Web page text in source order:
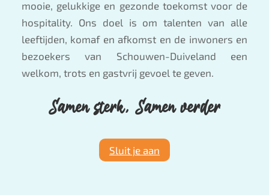
mooie, gelukkige en gezonde toekomst voor de
hospitality. Ons doel is om talenten van alle
leeftijden, komaf en afkomst en de inwoners en
bezoekers van Schouwen-Duiveland een
welkom, trots en gastvrij gevoel te geven.
Samen sterk, Samen verder
Sluit je aan